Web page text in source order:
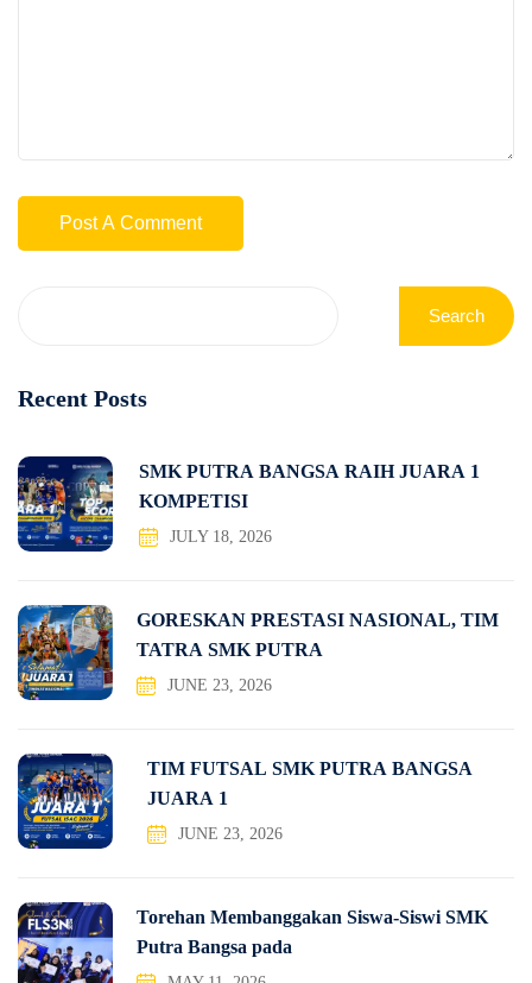
Search
Recent Posts
SMK PUTRA BANGSA RAIH JUARA 1
KOMPETISI
JULY 18, 2026
GORESKAN PRESTASI NASIONAL, TIM
TATRA SMK PUTRA
JUNE 23, 2026
TIM FUTSAL SMK PUTRA BANGSA
JUARA 1
JUNE 23, 2026
Torehan Membanggakan Siswa-Siswi SMK
Putra Bangsa pada